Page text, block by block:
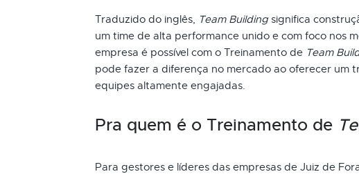
Traduzido do inglês, Team Building significa
um time de alta performance unido e com foco nos
empresa é possível com o Treinamento de Team
pode fazer a diferença no mercado ao oferecer um
equipes altamente engajadas.
Pra quem é o Treinamento de
Para gestores e líderes das empresas de Juiz de